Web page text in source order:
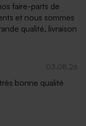
faire-parts de
et nous sommes
qualité, livraison
03.08.26
bonne qualité